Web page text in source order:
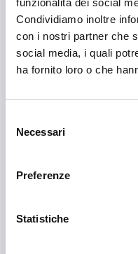
funzionalità dei social
Condividiamo inoltre
con i nostri partner che
social media, i quali
ha fornito loro o che
delNecessari
Preferenze
Statistiche
E-commerce
Editoria e informazione
Energie Rinnovabili